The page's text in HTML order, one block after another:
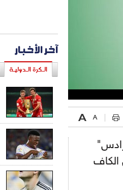
الكاف
آخر الأخبار
الـكرة الـدوليـة